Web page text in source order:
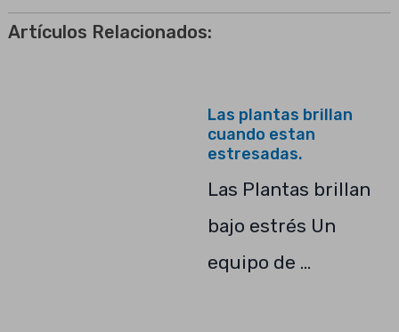
Artículos Relacionados:
Las plantas brillan
cuando estan
estresadas.
Las Plantas brillan
bajo estrés Un
equipo de …